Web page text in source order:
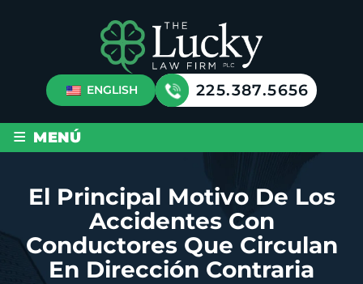
ENGLISH 225.387.5656
≡ MENÚ
El Principal Motivo De Los
Accidentes Con
Conductores Que Circulan
En Dirección Contraria